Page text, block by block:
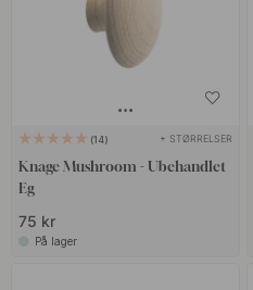
14 + STØRRELSER
Knage Mushroom - Ubehandlet
Eg
75 kr
På lager